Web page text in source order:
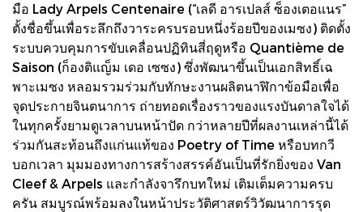
มือ Lady Arpels Centenaire (“เลดี อารเปลส์ ซ็องเตอแนร”
ตั้งชื่อขึ้นเพื่อระลึกถึงวาระครบรอบหนึ่งร้อยปีของเมซง) ติดตั้ง
ระบบควบคุมการขับเคลื่อนปฏิทินสี่ฤดูหรือ Quantième de
Saison (ก็องติแญ็ม เดอ เซซง) ซึ่งพัฒนาขึ้นเป็นเอกสิทธิ์เฉ
พาะเมซง หลอมรวมร่วมกับทักษะงานผลิตนาฬิกาข้อมือเพื่อ
จุดประกายจินตนาการ ถ่ายทอดเรื่องราวของแรงบันดาลใจได้
ในทุกครั้งยามดูเวลาบนหน้าปัด กว่าหลายปีที่ผลงานเหล่านี้ได้
ร่วมกันสะท้อนถึงแก่นแท้ของ Poetry of Time หรือบทกวี
บอกเวลา มุมมองทางการสร้างสรรค์อันเป็นที่รักยิ่งของ Van
Cleef & Arpels และกำลังจารึกบทใหม่ เติมเต็มความครบ
ครัน สมบูรณ์พร้อมลงในหน้าประวัติศาสตร์วิวัฒนาการรุด